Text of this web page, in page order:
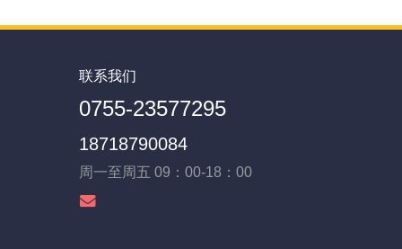
联系我们
0755-23577295
18718790084
周一至周五 09：00-18：00